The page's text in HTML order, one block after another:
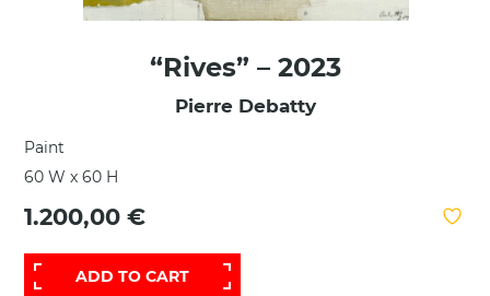
“Rives” – 2023
Pierre Debatty
Paint
60 W x 60 H
1.200,00 €
ADD TO CART